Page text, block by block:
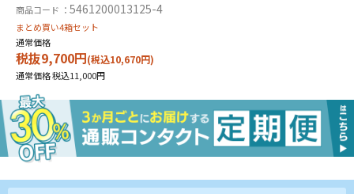
商品コード ： 5461200013125-4
まとめ買い4箱セット
通常価格
税抜9,700円(税込10,670円)
通常価格 税込11,000円